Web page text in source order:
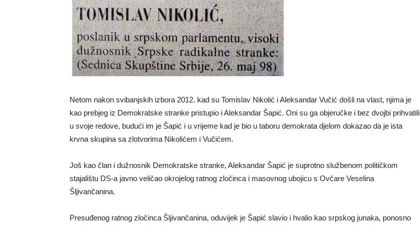
Netom nakon svibanjskih izbora 2012. kad su Tomislav Nikolić i Aleksandar Vučić došli na vlast, njima je
kao prebjeg iz Demokratske stranke pristupio i Aleksandar Šapić. Oni su ga objeručke i bez dvojbi prihvatili
u svoje redove, budući im je Šapić i u vrijeme kad je bio u taboru demokrata djelom dokazao da je ista
krvna skupina sa zlotvorima Nikolićem i Vučićem.
Još kao član i dužnosnik Demokratske stranke, Aleksandar Šapić je suprotno službenom političkom
stajalištu DS-a javno veličao okrojelog ratnog zločinca i masovnog ubojicu s Ovčare Veselina
Šljivančanina.
Presuđenog ratnog zločinca Šljivančanina, oduvijek je Šapić slavio i hvalio kao srpskog junaka, ponosno